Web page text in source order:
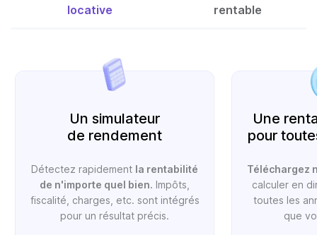
locative
rentable
Un simulateur
de rendement
Détectez rapidement la rentabilité
de n'importe quel bien. Impôts,
fiscalité, charges, etc. sont intégrés
pour un résultat précis.
Une
pour
Téléchargez
calculer en
toutes les
que